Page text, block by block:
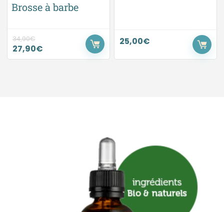
Brosse à barbe
34,90€
27,90€
25,00€